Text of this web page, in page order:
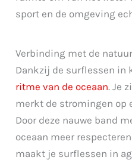
sport en de omgeving
Verbinding met de natuur
Dankzij de surflessen in
ritme van de oceaan. Je
merkt de stromingen op
Door deze nauwe band
oceaan meer
maakt je surflessen in